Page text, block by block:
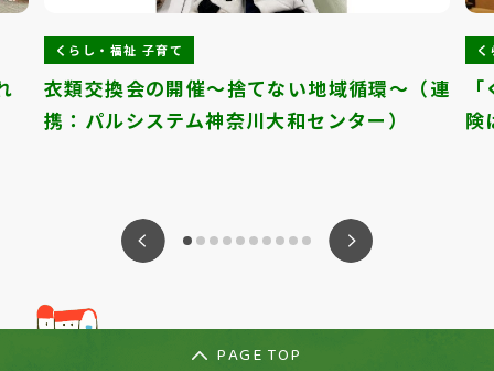
くらし・福祉 子育て
衣類交換会の開催～捨てない地域循環～（連
携：パルシステム神奈川大和センター）
険
PAGE TOP